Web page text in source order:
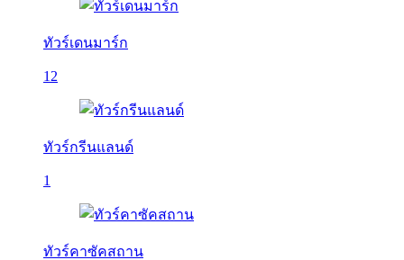
ทัวร์เดนมาร์ก
12
ทัวร์กรีนแลนด์
1
ทัวร์คาซัคสถาน